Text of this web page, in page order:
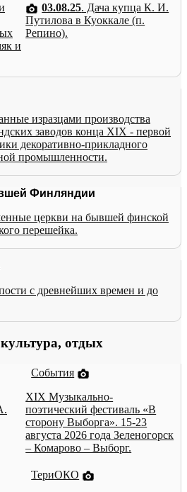
и
03.08.25. Дача купца К. И.
Путилова в Куоккале (п.
Репино).
изразцами производства
заводов конца XIX - первой
декоративно-прикладного
промышленности.
Финляндии
церкви на бывшей финской
перешейка.
с древнейших времен и до
отдых
События
XIX Музыкально-
поэтический фестиваль «В
сторону Выборга». 15-23
августа 2026 года Зеленогорск
– Комарово – Выборг.
ТериОКО